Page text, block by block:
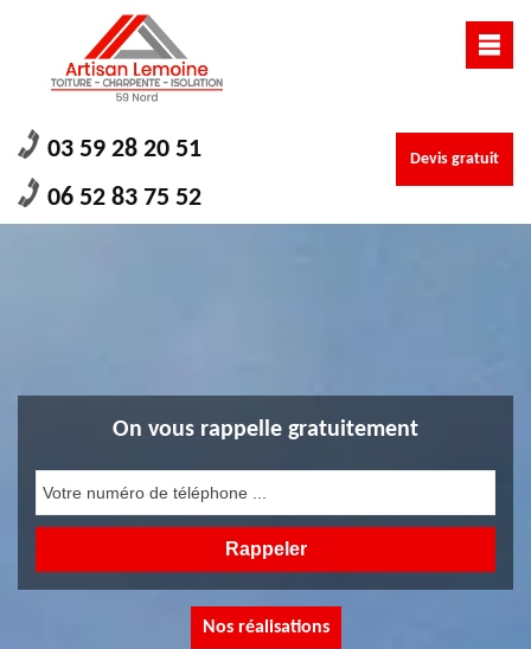
03 59 28 20 51
06 52 83 75 52
Devis gratuit
On vous rappelle gratuitement
Nos réalisations